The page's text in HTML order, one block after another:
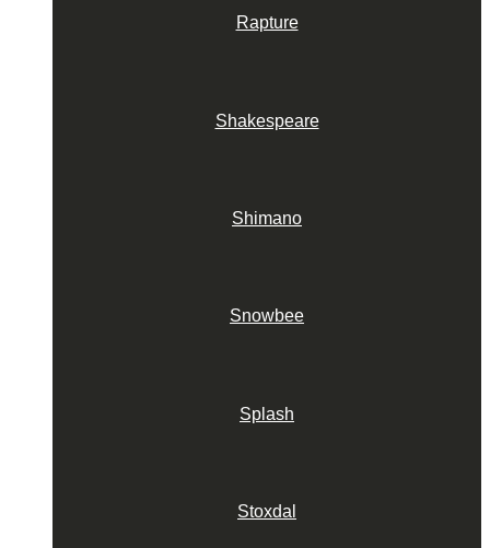
Rapture
Shakespeare
Shimano
Snowbee
Splash
Stoxdal